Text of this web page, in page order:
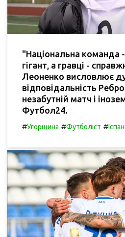
"Національна команда
гігант, а гравці -
Леоненко висловлює
відповідальність
незабутній матч і
Футбол24.
#Угорщина #Футболіст #